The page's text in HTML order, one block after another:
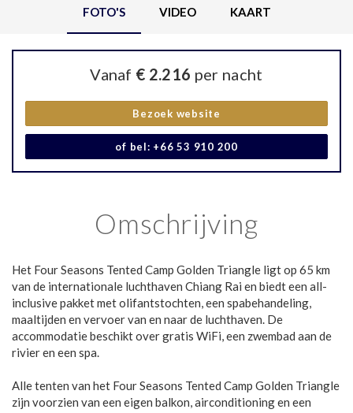
FOTO'S VIDEO KAART
Vanaf € 2.216 per nacht
Bezoek website
of bel: +66 53 910 200
Omschrijving
Het Four Seasons Tented Camp Golden Triangle ligt op 65 km
van de internationale luchthaven Chiang Rai en biedt een all-
inclusive pakket met olifantstochten, een spabehandeling,
maaltijden en vervoer van en naar de luchthaven. De
accommodatie beschikt over gratis WiFi, een zwembad aan de
rivier en een spa.
Alle tenten van het Four Seasons Tented Camp Golden Triangle
zijn voorzien van een eigen balkon, airconditioning en een